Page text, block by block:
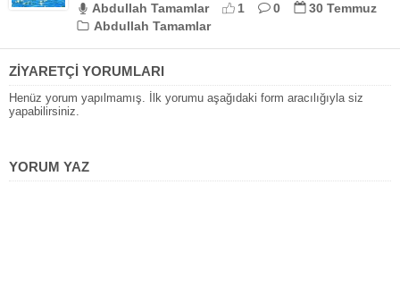
Abdullah Tamamlar 1 0
30 Temmuz
Abdullah Tamamlar
ZİYARETÇİ YORUMLARI
Henüz yorum yapılmamış. İlk yorumu aşağıdaki form aracılığıyla siz
yapabilirsiniz.
YORUM YAZ